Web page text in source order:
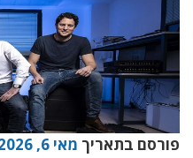
פורסם בתאריך מאי 6, 2026